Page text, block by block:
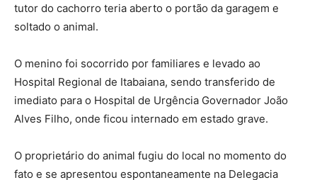
tutor do cachorro teria aberto o portão da garagem e
soltado o animal.
O menino foi socorrido por familiares e levado ao
Hospital Regional de Itabaiana, sendo transferido de
imediato para o Hospital de Urgência Governador João
Alves Filho, onde ficou internado em estado grave.
O proprietário do animal fugiu do local no momento do
fato e se apresentou espontaneamente na Delegacia